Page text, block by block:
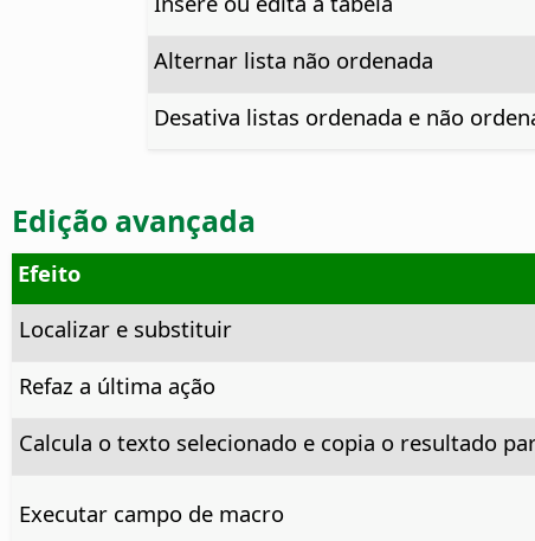
Alternar lista não ordenada
Desativa listas ordenada e não
Edição avançada
Efeito
Localizar e substituir
Refaz a última ação
Calcula o texto selecionado e copia o resultado
Executar campo de macro